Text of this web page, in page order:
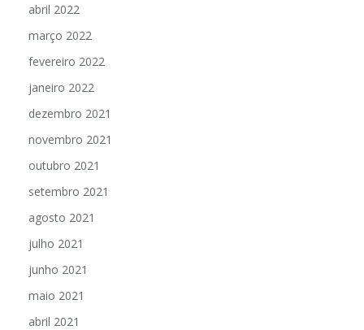
abril 2022
março 2022
fevereiro 2022
janeiro 2022
dezembro 2021
novembro 2021
outubro 2021
setembro 2021
agosto 2021
julho 2021
junho 2021
maio 2021
abril 2021